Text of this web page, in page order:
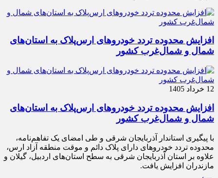
افزایش محدوده تردد خودروهای ارس‌پلاک به استان‌های
شمال و شمال‌غرب کشور
12 خرداد 1405
افزایش محدوده تردد خودروهای ارس‌پلاک به استان‌های
شمال و شمال‌غرب کشور
با پیگیری استاندار آذربایجان شرقی و طی امضای یک تفاهم‌نامه،
محدوده تردد خودروهای دارای پلاک دائم و موقت منطقه آزاد ارس،
علاوه بر استان آذربایجان شرقی به سطح استان‌های اردبیل، گیلان و
مازندران افزایش یافت.